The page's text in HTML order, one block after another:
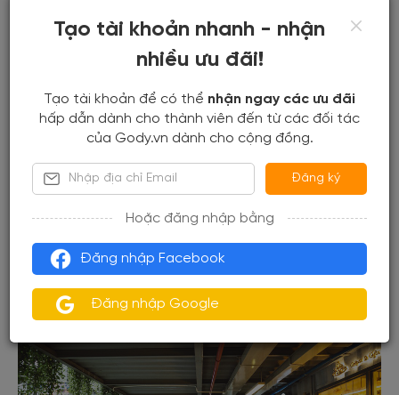
Tạo tài khoản nhanh - nhận
nhiều ưu đãi!
Tạo tài khoản để có thể nhận ngay các ưu đãi
hấp dẫn dành cho thành viên đến từ các đối tác
của Gody.vn dành cho cộng đồng.
Đăng ký
Hoặc đăng nhập bằng
Đăng nhập Facebook
Đăng nhập Google